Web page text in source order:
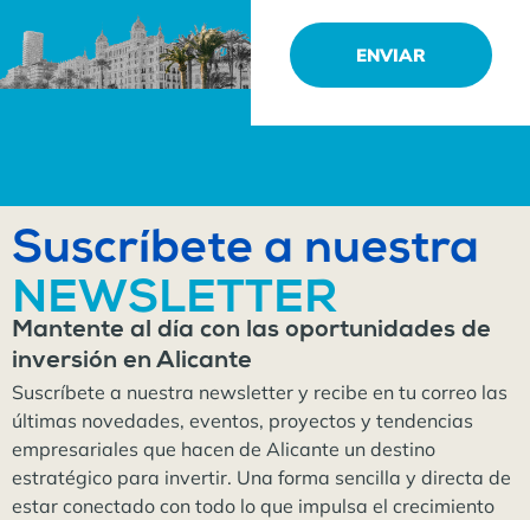
ENVIAR
Suscríbete a nuestra
NEWSLETTER
Mantente al día con las oportunidades de
inversión en Alicante
Suscríbete a nuestra newsletter y recibe en tu correo las
últimas novedades, eventos, proyectos y tendencias
empresariales que hacen de Alicante un destino
estratégico para invertir. Una forma sencilla y directa de
estar conectado con todo lo que impulsa el crecimiento